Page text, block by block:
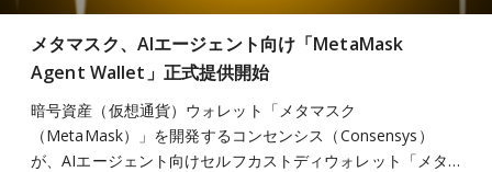
メタマスク、AIエージェント向け「MetaMask
Agent Wallet」正式提供開始
暗号資産（仮想通貨）ウォレット「メタマスク
（MetaMask）」を開発するコンセンシス（Consensys）
が、AIエージェント向けセルフカストディウォレット「メタ…